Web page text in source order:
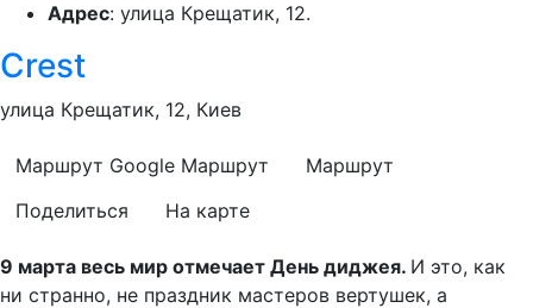
Адрес: улица Крещатик, 12.
Crest
улица Крещатик, 12, Киев
Маршрут Google Маршрут
Маршрут
Поделиться
На карте
9 марта весь мир отмечает День диджея. И это, как
ни странно, не праздник мастеров вертушек, а